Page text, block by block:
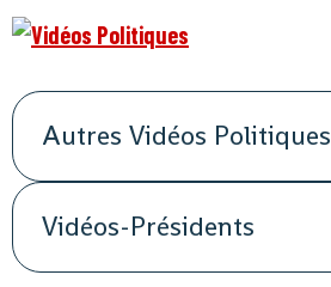
Autres Vidéos Politiques
Vidéos-Présidents